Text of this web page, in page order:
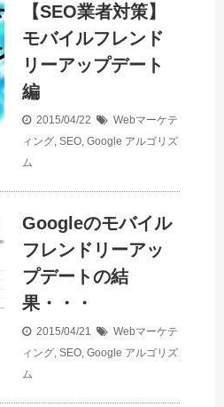
【SEO業者対策】
モバイルフレンド
リーアップデート
編
2015/04/22
Webマーケテ
ィング SEO Google アルゴリズ
ム
Googleのモバイル
フレンドリーアッ
プデートの結
果・・・
2015/04/21
Webマーケテ
ィング SEO Google アルゴリズ
ム